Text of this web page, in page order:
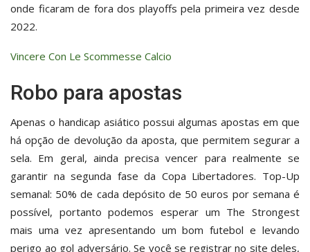
onde ficaram de fora dos playoffs pela primeira vez desde
2022.
Vincere Con Le Scommesse Calcio
Robo para apostas
Apenas o handicap asiático possui algumas apostas em que
há opção de devolução da aposta, que permitem segurar a
sela. Em geral, ainda precisa vencer para realmente se
garantir na segunda fase da Copa Libertadores. Top-Up
semanal: 50% de cada depósito de 50 euros por semana é
possível, portanto podemos esperar um The Strongest
mais uma vez apresentando um bom futebol e levando
perigo ao gol adversário. Se você se registrar no site deles,